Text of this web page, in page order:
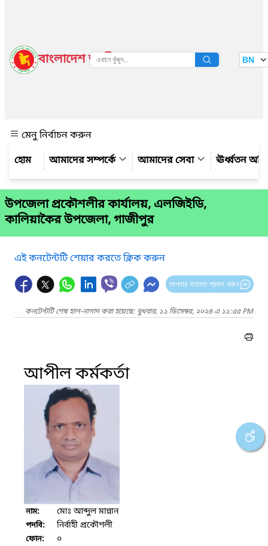
বাংলাদেশ জাতীয় তথ্য বাতায়ন BN
মেনু নির্বাচন করুন
আমাদের সম্পর্কে
আমাদের সেবা ঊর্ধ্বতন
উপজেলা প্রকৌশলীর কার্যালয়, এলজিইডি,
কালিয়াকৈর উপজেলা, গাজীপুর
এই কনটেন্টটি শেয়ার করতে ক্লিক করুন
আপনার মতামত প্রদান করুন
কনটেন্টটি শেষ হাল-নাগাদ করা হয়েছে: বুধবার, ১১ ডিসেম্বর, ২০২৪ এ ১১:৫৫ PM
আপীল কর্মকর্তা
নাম: মোঃ আব্দুল মান্নান
পদবি: নির্বাহী প্রকৌশলী
ফোন: ০